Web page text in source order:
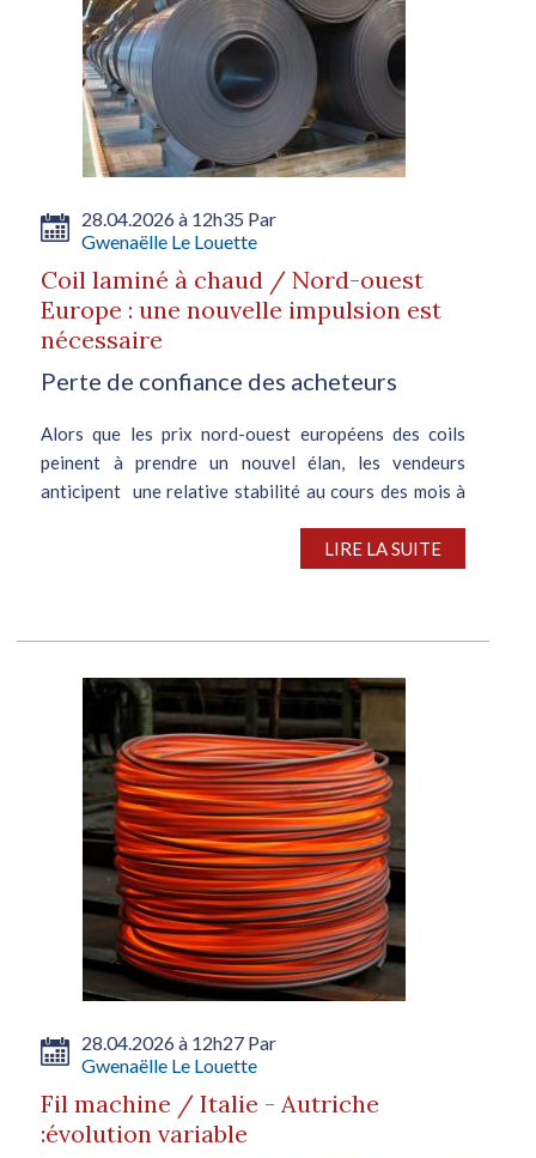
28.04.2026 à 12h35 Par
Gwenaëlle Le Louette
Coil laminé à chaud / Nord-ouest
Europe : une nouvelle impulsion est
nécessaire
Perte de confiance des acheteurs
Alors que les prix nord-ouest européens des coils
peinent à prendre un nouvel élan, les vendeurs
anticipent une relative stabilité au cours des mois à
LIRE LA SUITE
28.04.2026 à 12h27 Par
Gwenaëlle Le Louette
Fil machine / Italie - Autriche
:évolution variable